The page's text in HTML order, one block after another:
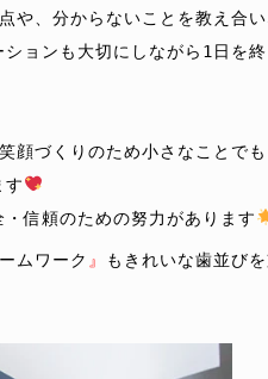
や、分からないことを教え合
ョンも大切にしながら1日を
顔づくりのため小さなことでも
す
信頼のための努力があります
ムワーク 』 も きれいな歯並び